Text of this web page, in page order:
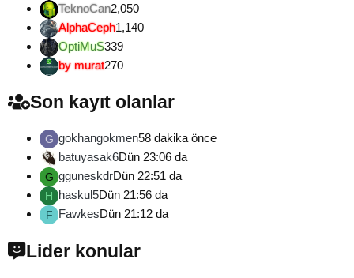
TeknoCan2,050
AlphaCeph1,140
OptiMuS339
by murat270
Son kayıt olanlar
G gokhangokmen58 dakika önce
batuyasak6Dün 23:06 da
G gguneskdrDün 22:51 da
H haskul5Dün 21:56 da
F FawkesDün 21:12 da
Lider konular